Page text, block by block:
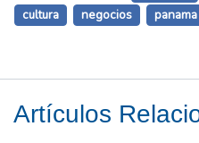
cultura
negocios panama
Artículos